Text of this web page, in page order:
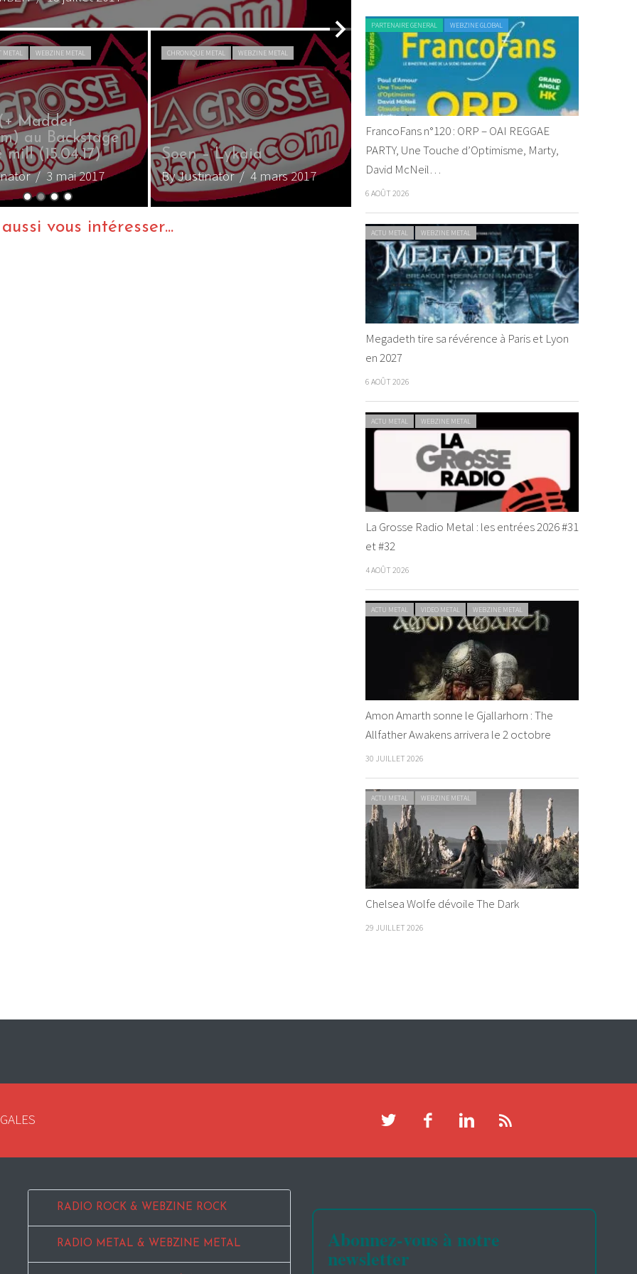
METAL WEBZINE METAL
Madder
au Backstage
mill (15.04.17)
/ 3 mai 2017
CHRONIQUE METAL WEBZINE METAL
Soen – Lykaia
By Justinator/ 4 mars 2017
Soen à Paris en avril
prochain
By jeremBZH / 18 janvier 2017
vous intéresser...
PARTENAIRE GENERAL WEBZINE GLOBAL
FrancoFans n°120 : ORP – OAI REGGAE
PARTY, Une Touche d’Optimisme, Marty,
David McNeil…
6 AOÛT 2026
ACTU METAL WEBZINE METAL
Megadeth tire sa révérence à Paris et Lyon
en 2027
6 AOÛT 2026
ACTU METAL WEBZINE METAL
La Grosse Radio Metal : les entrées 2026 #31
et #32
4 AOÛT 2026
ACTU METAL VIDEO METAL WEBZINE METAL
Amon Amarth sonne le Gjallarhorn : The
Allfather Awakens arrivera le 2 octobre
30 JUILLET 2026
ACTU METAL WEBZINE METAL
Chelsea Wolfe dévoile The Dark
29 JUILLET 2026
RADIO ROCK & WEBZINE ROCK
RADIO METAL & WEBZINE METAL Abonnez-vous à notre
newsletter